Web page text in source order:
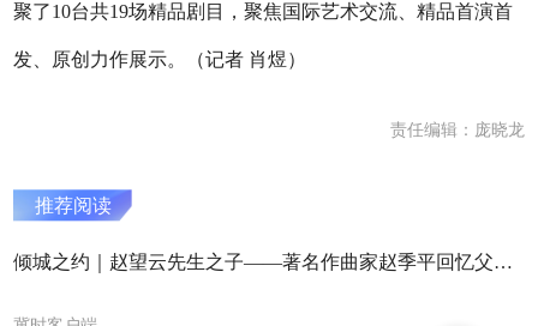
聚了10台共19场精品剧目，聚焦国际艺术交流、精品首演首
发、原创力作展示。（记者 肖煜）
责任编辑：庞晓龙
推荐阅读
倾城之约｜赵望云先生之子——著名作曲家赵季平回忆父亲的创作故事